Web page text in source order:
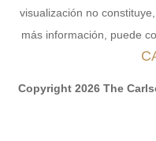
visualización no
más información, puede
Copyright 2026 The